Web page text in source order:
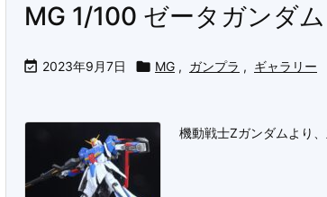
MG 1/100 ゼータガンダ
 2023年9月7日  MG , ガンプラ , ギャラリー
機動戦士Ζガンダムより